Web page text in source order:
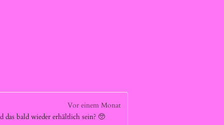
Vor einem Monat
bald wieder erhältlich sein? 🥺